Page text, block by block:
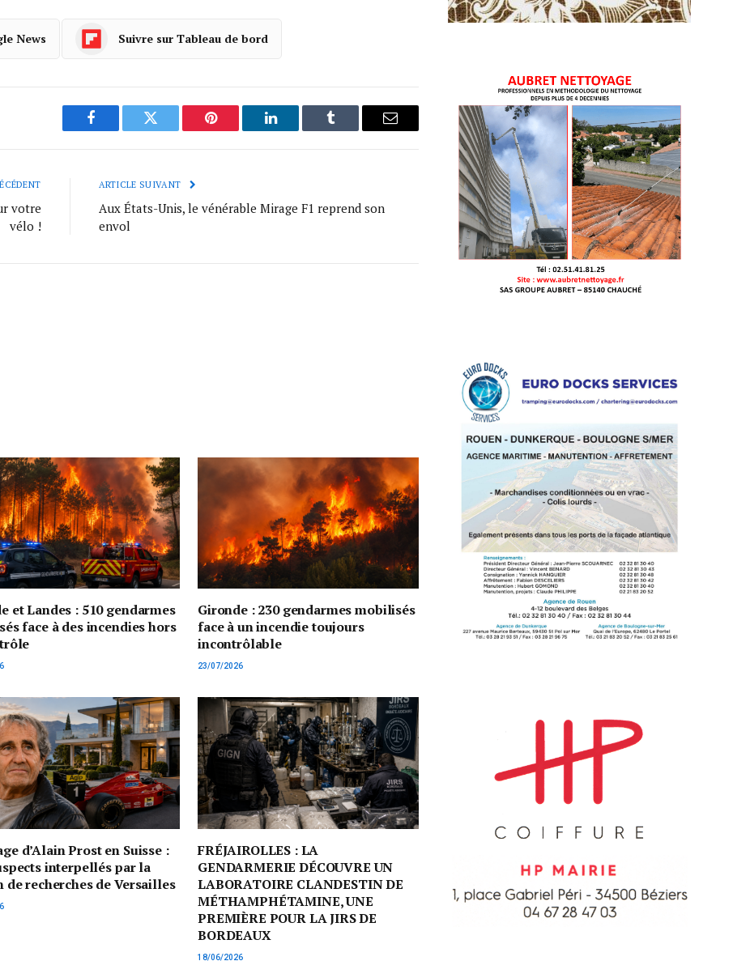
News Suivre sur Tableau de bord
Facebook Twitter Pinterest LinkedIn Tumblr Courriel
votre
vélo !
ARTICLE SUIVANT
Aux États-Unis, le vénérable Mirage F1 reprend son
envol
et Landes : 510 gendarmes
face à des incendies hors
Gironde : 230 gendarmes mobilisés
face à un incendie toujours
incontrôlable
23/07/2026
d’Alain Prost en Suisse :
interpellés par la
de recherches de Versailles
FRÉJAIROLLES : LA
GENDARMERIE DÉCOUVRE UN
LABORATOIRE CLANDESTIN DE
MÉTHAMPHÉTAMINE, UNE
PREMIÈRE POUR LA JIRS DE
BORDEAUX
18/06/2026